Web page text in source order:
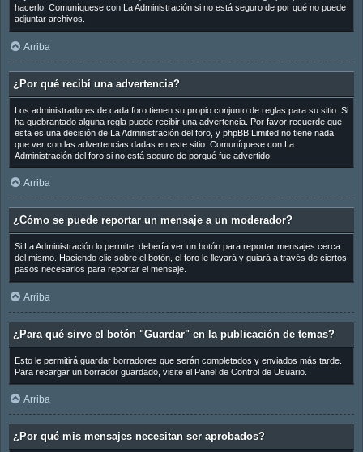
hacerlo. Comuníquese con La Administración si no está seguro de por qué no puede
adjuntar archivos.
Arriba
¿Por qué recibí una advertencia?
Los administradores de cada foro tienen su propio conjunto de reglas para su sitio. Si
ha quebrantado alguna regla puede recibir una advertencia. Por favor recuerde que
esta es una decisión de La Administración del foro, y phpBB Limited no tiene nada
que ver con las advertencias dadas en este sitio. Comuníquese con La
Administración del foro si no está seguro de porqué fue advertido.
Arriba
¿Cómo se puede reportar un mensaje a un moderador?
Si La Administración lo permite, debería ver un botón para reportar mensajes cerca
del mismo. Haciendo clic sobre el botón, el foro le llevará y guiará a través de ciertos
pasos necesarios para reportar el mensaje.
Arriba
¿Para qué sirve el botón "Guardar" en la publicación de temas?
Esto le permitirá guardar borradores que serán completados y enviados más tarde.
Para recargar un borrador guardado, visite el Panel de Control de Usuario.
Arriba
¿Por qué mis mensajes necesitan ser aprobados?